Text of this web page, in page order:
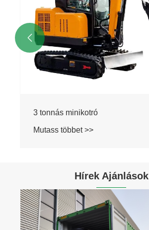
3 tonnás minikotró
Mutass többet >>

Hírek Ajánlások